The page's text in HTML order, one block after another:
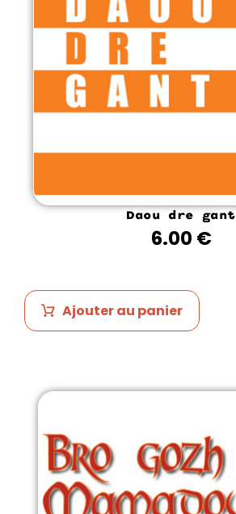
Daou dre gant
6.00 €
Ajouter au panier